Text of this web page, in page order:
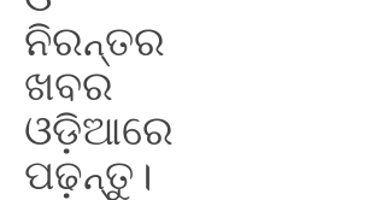
ନିରନ୍ତର
ଖବର
ଓଡ଼ିଆରେ
ପଢ଼ନ୍ତୁ।